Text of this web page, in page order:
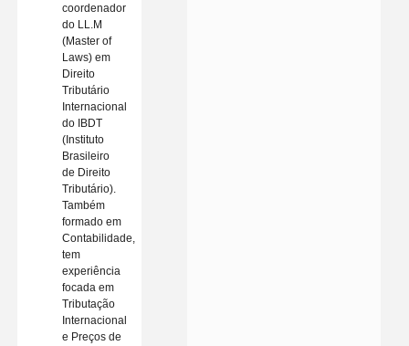
coordenador
do LL.M
(Master of
Laws) em
Direito
Tributário
Internacional
do IBDT
(Instituto
Brasileiro
de Direito
Tributário).
Também
formado em
Contabilidade,
tem
experiência
focada em
Tributação
Internacional
e Preços de